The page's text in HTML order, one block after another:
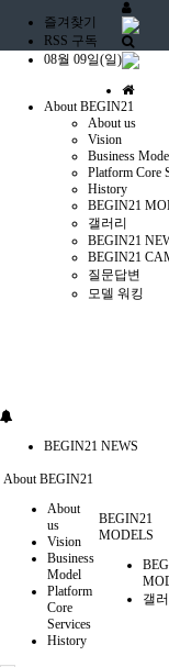
즐겨찾기
RSS 구독
08월 09일(일)
홈
으
로
About BEGIN21
About us
Vision
Business
Platform Core
History
BEGIN21
갤러리
BEGIN21
BEGIN21
질문답변
모델 워킹
BEGIN21 NEWS
About BEGIN21
About
us
Vision
Business
Model
Platform
Core
Services
History
BEGIN21
MODELS
갤